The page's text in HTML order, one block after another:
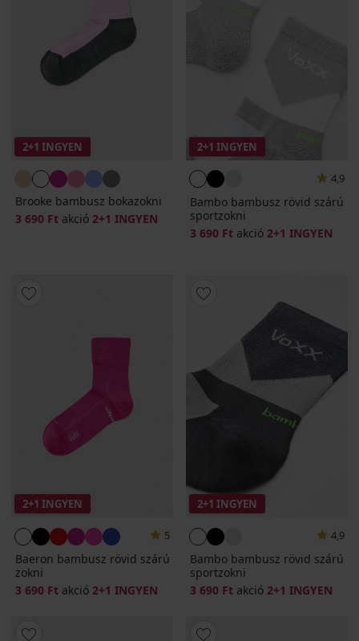
2+1 INGYEN
Brooke bambusz bokazokni
3 690 Ft akció 2+1 INGYEN
2+1 INGYEN
4,9
Bambo bambusz rövid szárú
sportzokni
3 690 Ft akció 2+1 INGYEN
2+1 INGYEN
5
Baeron bambusz rövid szárú
zokni
3 690 Ft akció 2+1 INGYEN
2+1 INGYEN
4,9
Bambo bambusz rövid szárú
sportzokni
3 690 Ft akció 2+1 INGYEN